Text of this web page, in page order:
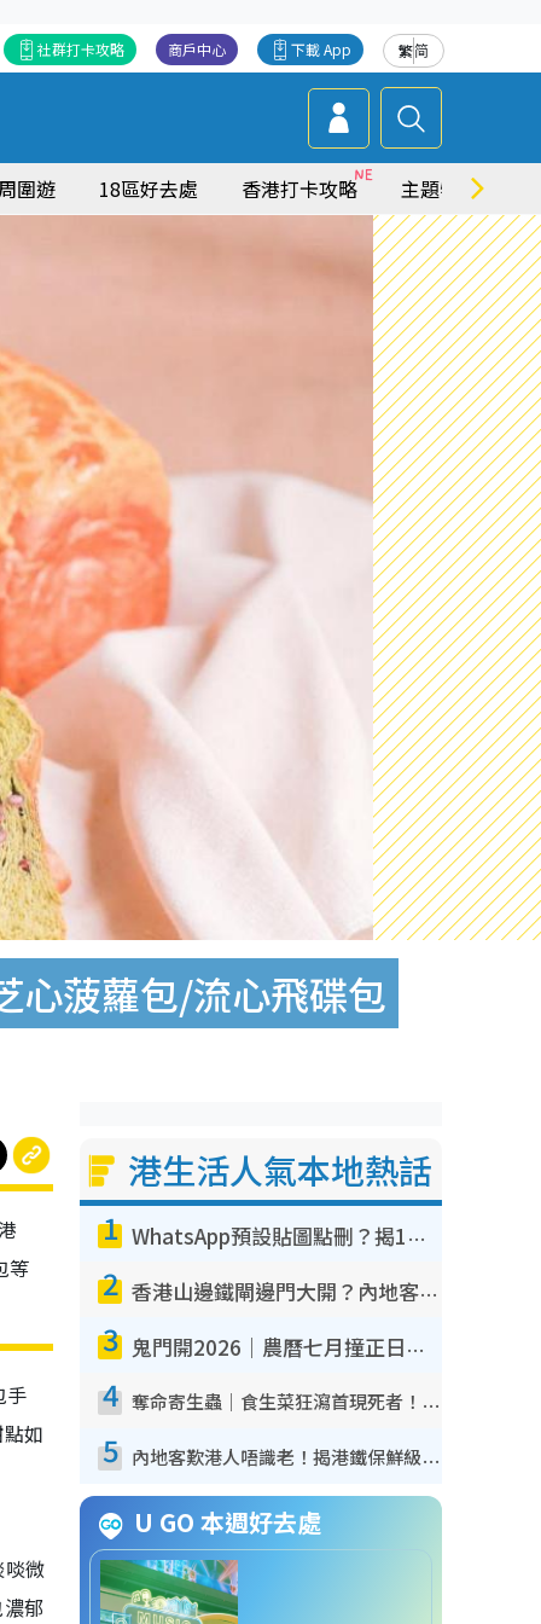
繁简
下載 App
商戶中心
社群打卡攻略
圍遊 18區好去處 香港打卡攻略 主題特集
心菠蘿包/流心飛碟包
等
手
如
微
郁
港生活人氣本地熱話
1 WhatsApp預設貼圖點刪？揭1招「反向操作」還原簡潔介面 附3步實測教學
2 香港山邊鐵閘邊門大開？內地客困惑意義何在！網民神回覆：呢種叫法理性防禦
3 鬼門開2026｜農曆七月撞正日全食特別邪？專家警告切忌做一事！揭4大禁忌+2招保平安
4 奪命寄生蟲｜食生菜狂瀉首現死者！疫潮惡化錄1.8萬宗病例 揭洗菜3大謬誤
5 內地客歎港人唔識老！揭港鐵保鮮級冷氣 港人求放過：咪投訴
U GO 本週好去處